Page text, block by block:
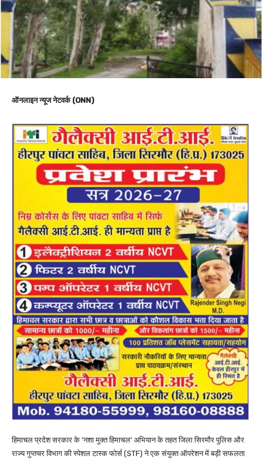
ऑनलाइन न्यूज नेटवर्क (ONN)
हिमाचल प्रदेश सरकार के ‘नशा मुक्त हिमाचल’ अभियान के तहत जिला सिरमौर पुलिस और
राज्य गुप्तचर विभाग की स्पेशल टास्क फोर्स (STF) ने एक संयुक्त ऑपरेशन में बड़ी सफलता